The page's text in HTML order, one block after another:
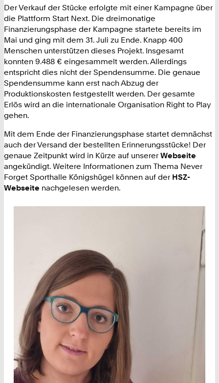
Der Verkauf der Stücke erfolgte mit einer Kampagne über
die Plattform Start Next. Die dreimonatige
Finanzierungsphase der Kampagne startete bereits im
Mai und ging mit dem 31. Juli zu Ende. Knapp 400
Menschen unterstützen dieses Projekt. Insgesamt
konnten 9.488 € eingesammelt werden. Allerdings
entspricht dies nicht der Spendensumme. Die genaue
Spendensumme kann erst nach Abzug der
Produktionskosten festgestellt werden. Der gesamte
Erlös wird an die internationale Organisation Right to Play
gehen.
Mit dem Ende der Finanzierungsphase startet demnächst
auch der Versand der bestellten Erinnerungsstücke! Der
genaue Zeitpunkt wird in Kürze auf unserer Webseite
angekündigt. Weitere Informationen zum Thema Never
Forget Sporthalle Königshügel können auf der HSZ-
Webseite nachgelesen werden.